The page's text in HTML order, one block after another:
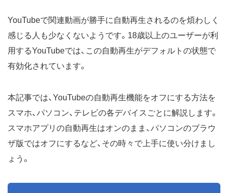
YouTubeで関連動画が勝手に自動再生されるのを煩わしく
感じる人も少なくないようです。18歳以上のユーザーが利
用するYouTubeでは、この自動再生がデフォルトの状態で
有効化されています。
本記事では、YouTubeの自動再生機能をオフにする方法を
スマホ、パソコン、テレビの各デバイスごとに解説します。
スマホアプリの自動再生はオンのまま、パソコンのブラウ
ザ版ではオフにするなど、その時々で上手に使い分けまし
ょう。